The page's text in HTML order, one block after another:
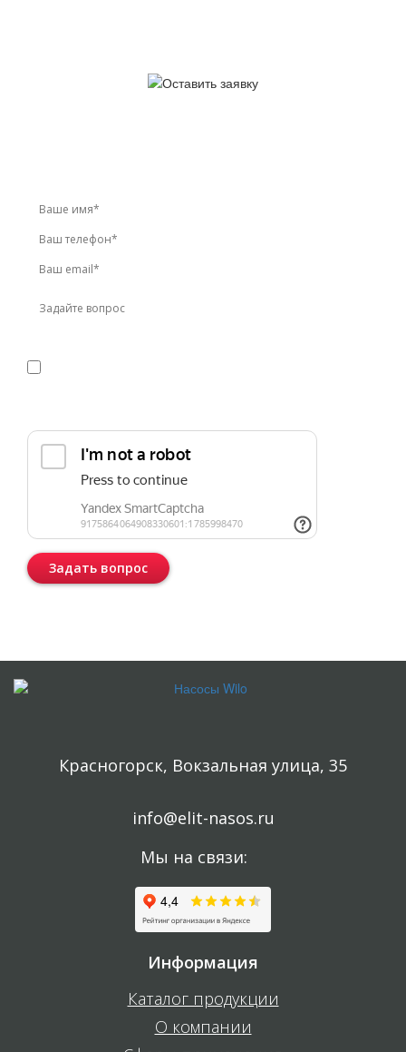
Задать вопрос
Красногорск, Вокзальная улица, 35
info@elit-nasos.ru
Мы на связи:
Информация
Каталог продукции
О компании